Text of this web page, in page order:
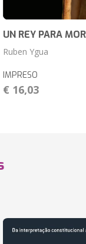
UN REY PARA
Ruben Ygua
IMPRESO
€ 16,03